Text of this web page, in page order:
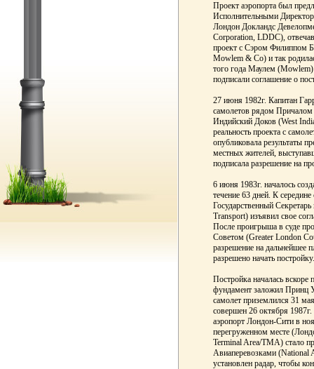
Проект аэропорта был
Исполнительными
Лондон Докландс
Corporation, LDDC),
проект с Сэром Филиппом
Mowlem & Co) и так
того года Маулем
подписали соглашение о
27 июня 1982г. Капитан
самолетов рядом Причалом
Индийский Доков (West
реальность проекта с
опубликовала результаты
местных жителей,
подписала разрешение на
6 июня 1983г. началось
течение 63 дней. К
Государственный
Transport) изъявил свое
После проигрыша в суде
Советом (Greater London
разрешение на дальнейшее
разрешено начать постройку.
Постройка началась
фундамент заложил Принц
самолет приземлился 31
совершен 26 октября
аэропорт Лондон-Сити в
перегруженном месте
Terminal Area/TMA) стало
Авиаперевозками
установлен радар, чтобы